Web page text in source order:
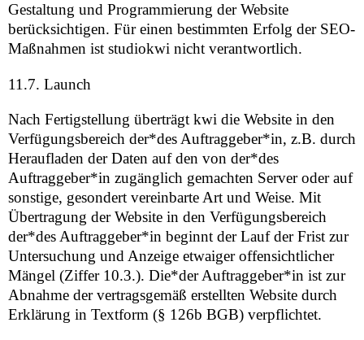
Gestaltung und Programmierung der Website
berücksichtigen. Für einen bestimmten Erfolg der SEO-
Maßnahmen ist studiokwi nicht verantwortlich.
11.7. Launch
Nach Fertigstellung überträgt kwi die Website in den
Verfügungsbereich der*des Auftraggeber*in, z.B. durch
Heraufladen der Daten auf den von der*des
Auftraggeber*in zugänglich gemachten Server oder auf
sonstige, gesondert vereinbarte Art und Weise. Mit
Übertragung der Website in den Verfügungsbereich
der*des Auftraggeber*in beginnt der Lauf der Frist zur
Untersuchung und Anzeige etwaiger offensichtlicher
Mängel (Ziffer 10.3.). Die*der Auftraggeber*in ist zur
Abnahme der vertragsgemäß erstellten Website durch
Erklärung in Textform (§ 126b BGB) verpflichtet.